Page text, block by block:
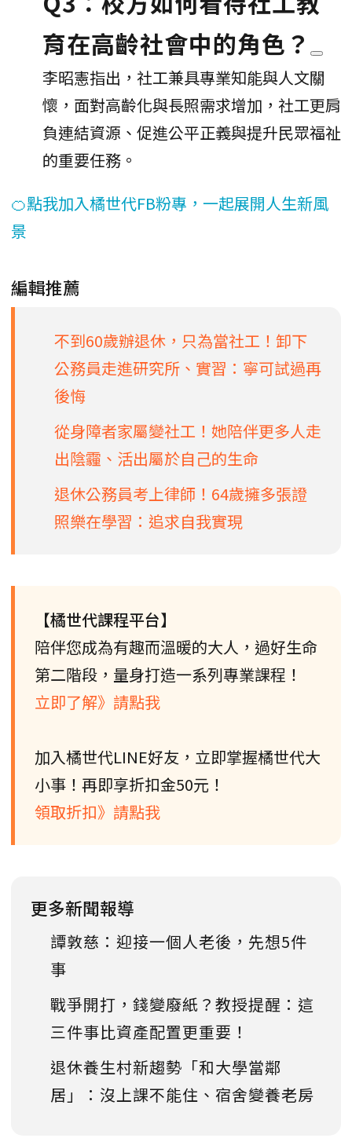
育在高齡社會中的角色？
李昭憲指出，社工兼具專業知能與人文關
懷，面對高齡化與長照需求增加，社工更肩
負連結資源、促進公平正義與提升民眾福祉
的重要任務。
🍊點我加入橘世代FB粉專，一起展開人生新風
景
編輯推薦
不到60歲辦退休，只為當社工！卸下
公務員走進研究所、實習：寧可試過再
後悔
從身障者家屬變社工！她陪伴更多人走
出陰霾、活出屬於自己的生命
退休公務員考上律師！64歲擁多張證
照樂在學習：追求自我實現
【橘世代課程平台】
陪伴您成為有趣而溫暖的大人，過好生命
第二階段，量身打造一系列專業課程！
立即了解》請點我
加入橘世代LINE好友，立即掌握橘世代大
小事！再即享折扣金50元！
領取折扣》請點我
更多新聞報導
譚敦慈：迎接一個人老後，先想5件
事
戰爭開打，錢變廢紙？教授提醒：這
三件事比資產配置更重要！
退休養生村新趨勢「和大學當鄰
居」：沒上課不能住、宿舍變養老房